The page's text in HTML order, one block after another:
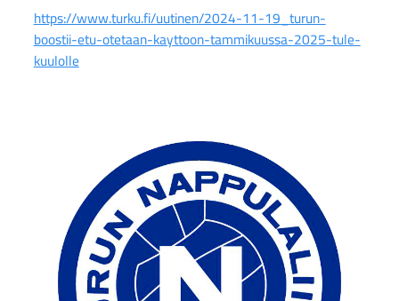
https://www.turku.fi/uutinen/2024-11-19_turun-
boostii-etu-otetaan-kayttoon-tammikuussa-2025-tule-
kuulolle